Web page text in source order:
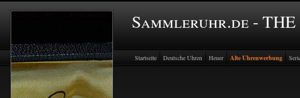
Sammleruhr.de -
Startseite Deutsche Uhren Heuer Alte Uhrenwerbung